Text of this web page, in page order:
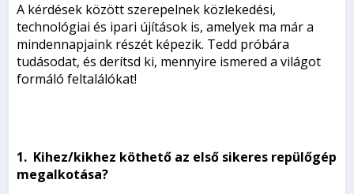
A kérdések között szerepelnek közlekedési,
technológiai és ipari újítások is, amelyek ma már a
mindennapjaink részét képezik. Tedd próbára
tudásodat, és derítsd ki, mennyire ismered a világot
formáló feltalálókat!
1. Kihez/kikhez köthető az első sikeres repülőgép
megalkotása?